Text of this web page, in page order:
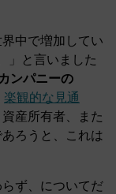
中で増加してい
、」と言いました
ンパニーの
楽観的な見通
産所有者、また
ろうと、これは
ず、についてだ